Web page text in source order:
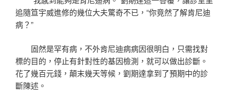
追隨笪宇威進修的幾位大夫驚奇不已，“你竟然了解肯尼迪
病？”
固然是罕有病，不外肯尼迪病病因很明白，只需找對
標的目的，停止有針對性的基因檢測，就可以做出診斷。
花了幾百元錢，顛末幾天等候，劉期達拿到了預期中的診
斷陳述。